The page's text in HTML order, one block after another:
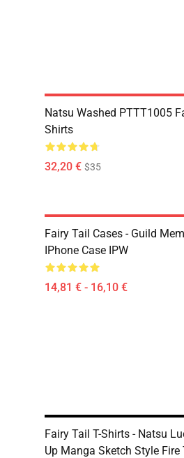
Natsu Washed PTTT1005
Shirts
32,20 € $35
Fairy Tail Cases - Guild
IPhone Case IPW
14,81 € - 16,10 €
Fairy Tail T-Shirts - Natsu
Up Manga Sketch Style Fire